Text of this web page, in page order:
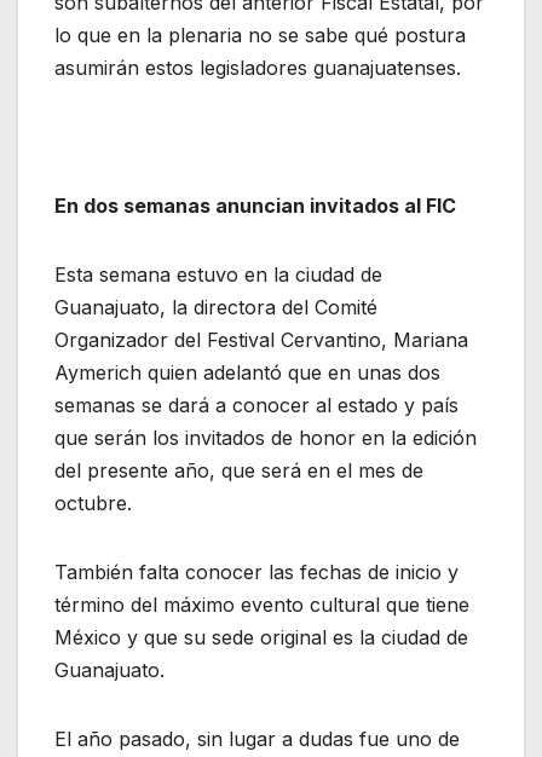
lo que en la plenaria no se sabe qué postura
asumirán estos legisladores guanajuatenses.
En dos semanas anuncian invitados al FIC
Esta semana estuvo en la ciudad de
Guanajuato, la directora del Comité
Organizador del Festival Cervantino, Mariana
Aymerich quien adelantó que en unas dos
semanas se dará a conocer al estado y país
que serán los invitados de honor en la edición
del presente año, que será en el mes de
octubre.
También falta conocer las fechas de inicio y
término del máximo evento cultural que tiene
México y que su sede original es la ciudad de
Guanajuato.
El año pasado, sin lugar a dudas fue uno de